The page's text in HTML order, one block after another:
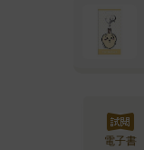
電子書